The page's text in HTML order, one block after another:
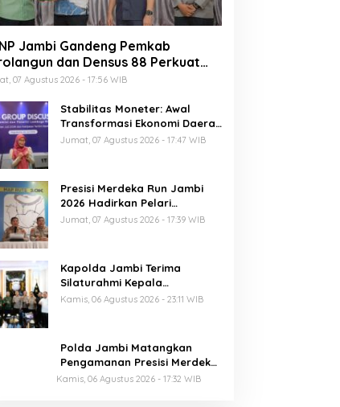
Jambi Gandeng Pemkab
dan Densus 88 Perkuat
Pelajar dari Radikalisme,
07 Agustus 2026 - 17:56 WIB
Stabilitas Moneter: Awal
Transformasi Ekonomi Daerah
Jambi
Jumat, 07 Agustus 2026 - 17:47 WIB
Presisi Merdeka Run Jambi
2026 Hadirkan Pelari
Nasional, 8.750 Peserta Siap
Jumat, 07 Agustus 2026 - 17:39 WIB
Kapolda Jambi Terima
Silaturahmi Kepala
Pengadilan Tinggi Jambi,
Kamis, 06 Agustus 2026 - 23:11 WIB
Polda Jambi Matangkan
Pengamanan Presisi Merdeka
Run 2026 Melalui Tactical
Kamis, 06 Agustus 2026 - 17:32 WIB